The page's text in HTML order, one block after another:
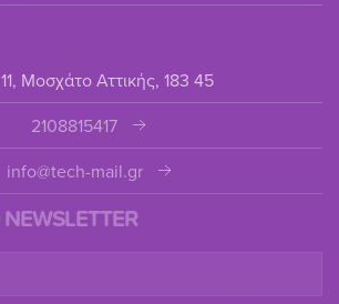
Μοσχάτο Αττικής, 183 45
2108815417
info@tech-mail.gr